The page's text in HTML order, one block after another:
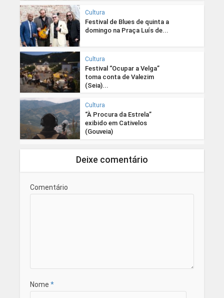
Cultura
Festival de Blues de quinta a
domingo na Praça Luís de...
Cultura
Festival “Ocupar a Velga”
toma conta de Valezim
(Seia)...
Cultura
“À Procura da Estrela”
exibido em Cativelos
(Gouveia)
Deixe comentário
Comentário
Nome *